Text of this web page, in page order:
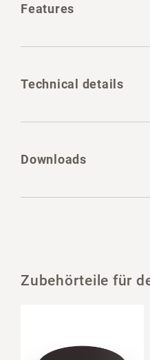
Features
Technical details
Downloads
Zubehörteile für